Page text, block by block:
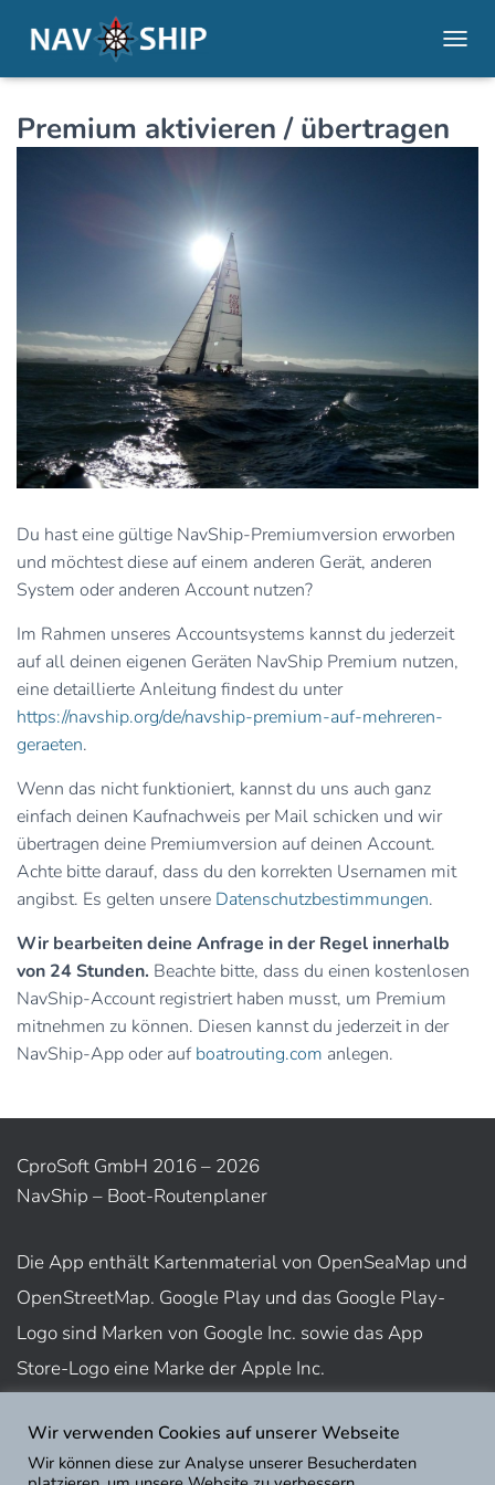
Premium aktivieren / übertragen
Du hast eine gültige NavShip-Premiumversion erworben
und möchtest diese auf einem anderen Gerät, anderen
System oder anderen Account nutzen?
Im Rahmen unseres Accountsystems kannst du jederzeit
auf all deinen eigenen Geräten NavShip Premium nutzen,
eine detaillierte Anleitung findest du unter
https://navship.org/de/navship-premium-auf-mehreren-
geraeten.
Wenn das nicht funktioniert, kannst du uns auch ganz
einfach deinen Kaufnachweis per Mail schicken und wir
übertragen deine Premiumversion auf deinen Account.
Achte bitte darauf, dass du den korrekten Usernamen mit
angibst. Es gelten unsere Datenschutzbestimmungen.
Wir bearbeiten deine Anfrage in der Regel innerhalb
von 24 Stunden. Beachte bitte, dass du einen kostenlosen
NavShip-Account registriert haben musst, um Premium
mitnehmen zu können. Diesen kannst du jederzeit in der
NavShip-App oder auf boatrouting.com anlegen.
CproSoft GmbH 2016 – 2026
NavShip – Boot-Routenplaner
Die App enthält Kartenmaterial von OpenSeaMap und
OpenStreetMap. Google Play und das Google Play-
Logo sind Marken von Google Inc. sowie das App
Store-Logo eine Marke der Apple Inc.
Nutzungsbedingungen
Impressum
Wir verwenden Cookies auf unserer Webseite
Wir können diese zur Analyse unserer Besucherdaten